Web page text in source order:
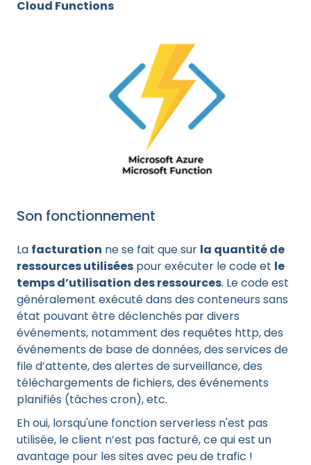
Cloud Functions
Son fonctionnement
La facturation ne se fait que sur la quantité de
ressources utilisées pour exécuter le code et le
temps d’utilisation des ressources. Le code est
généralement exécuté dans des conteneurs sans
état pouvant être déclenchés par divers
événements, notamment des requêtes http, des
événements de base de données, des services de
file d’attente, des alertes de surveillance, des
téléchargements de fichiers, des événements
planifiés (tâches cron), etc.
Eh oui, lorsqu'une fonction serverless n'est pas
utilisée, le client n’est pas facturé, ce qui est un
avantage pour les sites avec peu de trafic !